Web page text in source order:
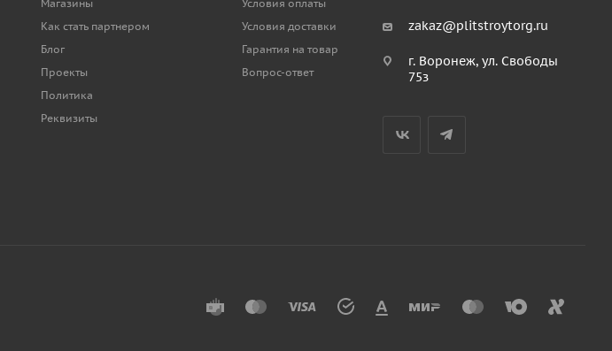
Магазины
Как стать партнером
Блог
Проекты
Политика
Реквизиты
Условия оплаты
Условия доставки
Гарантия на товар
Вопрос-ответ
zakaz@plitstroytorg.ru
г. Воронеж, ул. Свободы
75з